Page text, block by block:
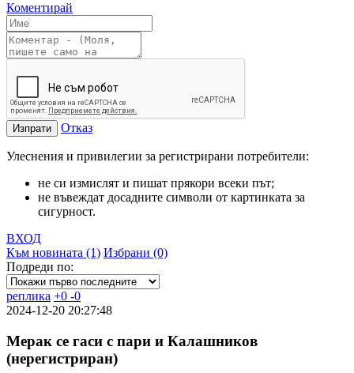
Коментирай
Изпрати Отказ
Улеснения и привилегии за регистрирани потребители:
не си измислят и пишат прякори всеки път;
не въвеждат досадните символи от картинката за
сигурност.
ВХОД
Към новината (1) Избрани (0)
Подреди по:
реплика +0 -0
2024-12-20 20:27:48
Мерак се гаси с пари и Калашников
(нерегистриран)